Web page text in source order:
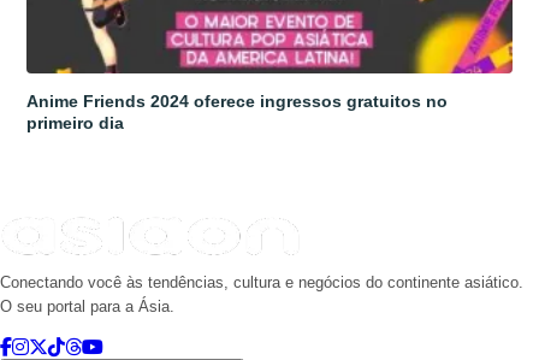
Anime Friends 2024 oferece ingressos gratuitos no
primeiro dia
Conectando você às tendências, cultura e negócios do continente asiático.
O seu portal para a Ásia.